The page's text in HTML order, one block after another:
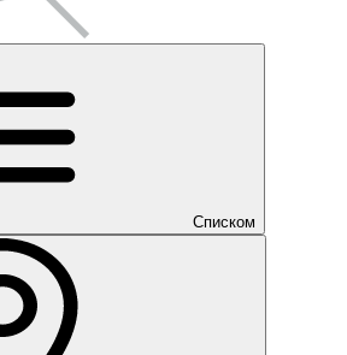
Списком